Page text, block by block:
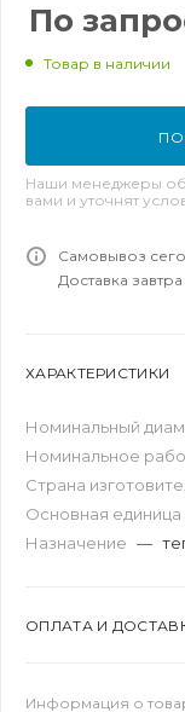
По
Товар в наличии
Наши менеджеры
вами и уточнят
Самовывоз
Доставка
ХАРАКТЕРИСТИКИ
Номинальный
Номинальное
Страна
Основная
Назначение —
ОПЛАТА И
Информация о